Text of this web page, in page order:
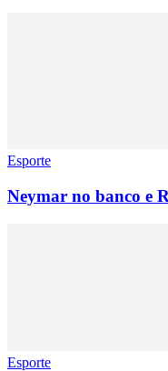
Esporte
Neymar no banco e
Esporte